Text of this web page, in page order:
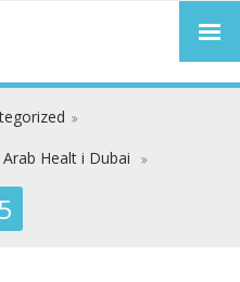
Healt i Dubai